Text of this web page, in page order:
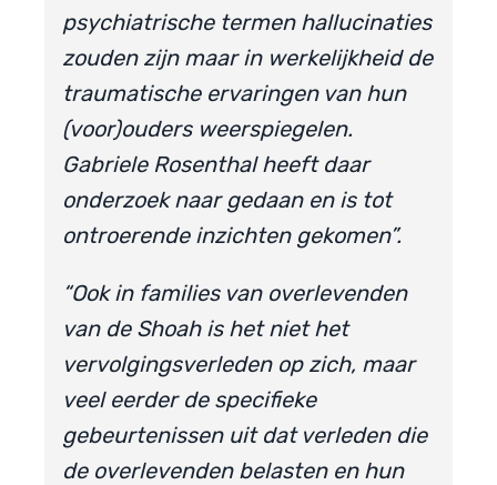
psychiatrische termen hallucinaties
zouden zijn maar in werkelijkheid de
traumatische ervaringen van hun
(voor)ouders weerspiegelen.
Gabriele Rosenthal heeft daar
onderzoek naar gedaan en is tot
ontroerende inzichten gekomen”.
“Ook in families van overlevenden
van de Shoah is het niet het
vervolgingsverleden op zich, maar
veel eerder de specifieke
gebeurtenissen uit dat verleden die
de overlevenden belasten en hun